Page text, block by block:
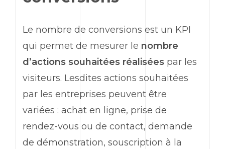
Le nombre de conversions est un KPI
qui permet de mesurer le nombre
d’actions souhaitées réalisées par les
visiteurs. Lesdites actions souhaitées
par les entreprises peuvent être
variées : achat en ligne, prise de
rendez-vous ou de contact, demande
de démonstration, souscription à la